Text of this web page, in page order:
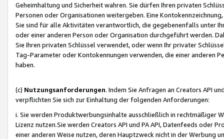
Geheimhaltung und Sicherheit wahren. Sie dürfen Ihren privaten
Personen oder Organisationen weitergeben. Eine
Sie sind für alle Aktivitäten verantwortlich, die gegebenenfalls unter
oder einer anderen Person oder Organisation durchgeführt werden.
Sie Ihren privaten Schlüssel verwendet, oder wenn Ihr privater
Tag-Parameter oder Kontokennungen verwenden, die einer anderen
haben.
(c) Nutzungsanforderungen. Indem Sie Anfragen an Creators API
verpflichten Sie sich zur Einhaltung der folgenden Anforderungen:
i. Sie werden Produktwerbungsinhalte ausschließlich in rechtmäßiger
Lizenz nutzen.Sie werden Creators API und PA API, Datenfeeds oder
einer anderen Weise nutzen, deren Hauptzweck nicht in der Werbung